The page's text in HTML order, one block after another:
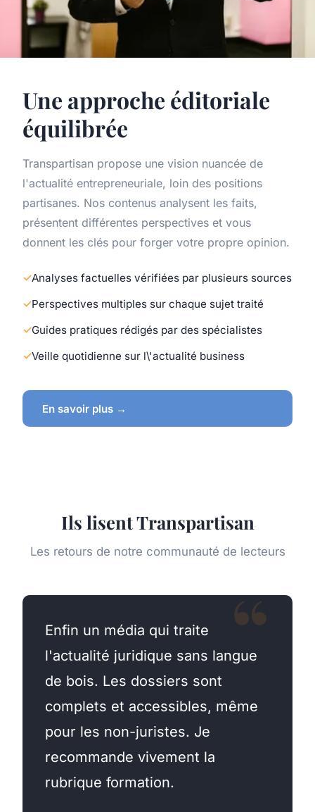
Une approche éditoriale
équilibrée
Transpartisan propose une vision nuancée de
l'actualité entrepreneuriale, loin des positions
partisanes. Nos contenus analysent les faits,
présentent différentes perspectives et vous
donnent les clés pour forger votre propre opinion.
Analyses factuelles vérifiées par plusieurs sources
Perspectives multiples sur chaque sujet traité
Guides pratiques rédigés par des spécialistes
Veille quotidienne sur l\'actualité business
En savoir plus →
Ils lisent Transpartisan
Les retours de notre communauté de lecteurs
Enfin un média qui traite
l'actualité juridique sans langue
de bois. Les dossiers sont
complets et accessibles, même
pour les non-juristes. Je
recommande vivement la
rubrique formation.